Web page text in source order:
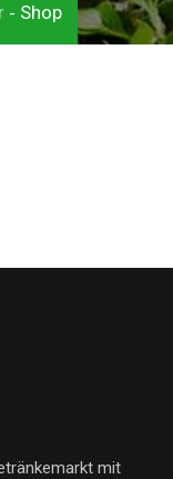
- Shop
mit